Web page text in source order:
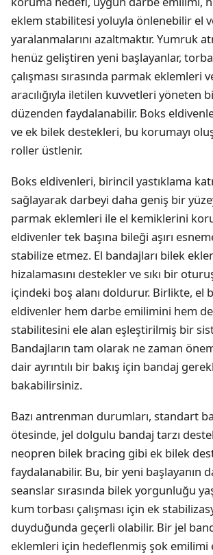
eklem stabilitesi yoluyla önlenebilir el
yaralanmalarını azaltmaktır. Yumruk
henüz geliştiren yeni başlayanlar,
çalışması sırasında parmak eklemleri
aracılığıyla iletilen kuvvetleri yöneten
düzenden faydalanabilir. Boks
ve ek bilek destekleri, bu korumayı
roller üstlenir.
Boks eldivenleri, birincil yastıklama
sağlayarak darbeyi daha geniş bir
parmak eklemleri ile el kemiklerini
eldivenler tek başına bileği aşırı
stabilize etmez. El bandajları bilek
hizalamasını destekler ve sıkı bir
içindeki boş alanı doldurur. Birlikte, el
eldivenler hem darbe emilimini hem
stabilitesini ele alan eşleştirilmiş bir
Bandajların tam olarak ne zaman
dair ayrıntılı bir bakış için bandaj
bakabilirsiniz.
Bazı antrenman durumları, standart
ötesinde, jel dolgulu bandaj tarzı
neopren bilek bracing gibi ek bilek
faydalanabilir. Bu, bir yeni başlayanın
seanslar sırasında bilek yorgunluğu
kum torbası çalışması için ek
duyduğunda geçerli olabilir. Bir jel
eklemleri için hedeflenmiş şok emilimi